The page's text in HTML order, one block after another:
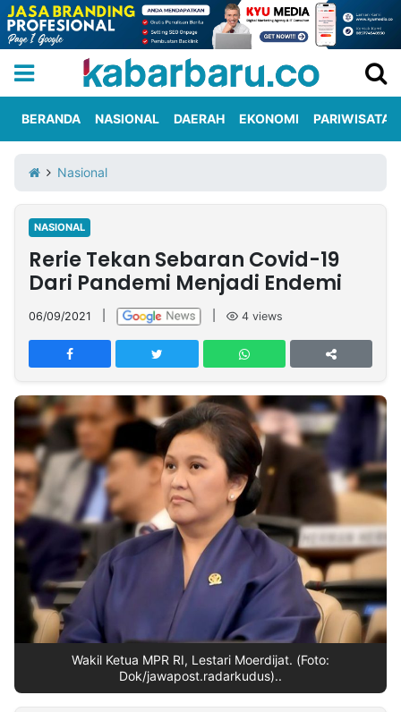
Iklan
Berita
Kami
Nasional
International
Olahraga
Entertainment
Daerah
Pariwisata
Kuliner
Kolom
Network
PT
TREETAN
MULTIMEDIA
INDONESIA
Partner
Insight
NTB
Suara
Time
Lens
IDN
Daily
Jogja
Jalan
Rakyat
Idealita
News
Kita
Notice
Dinamikapost.com
Radar
Baru
Seedbacklink
Follow
Kabarbaru
BERANDA NASIONAL DAERAH EKONOMI PARIWISATA
Nasional
NASIONAL
Rerie Tekan Sebaran Covid-19
Dari Pandemi Menjadi Endemi
06/09/2021 4 views
Wakil Ketua MPR RI, Lestari Moerdijat. (Foto:
Dok/jawapost.radarkudus)..